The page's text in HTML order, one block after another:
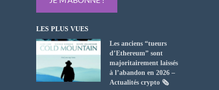
LES PLUS VUES
Les anciens “tueurs
d’Ethereum” sont
majoritairement laissés
à l’abandon en 2026 –
Actualités crypto 🗞️